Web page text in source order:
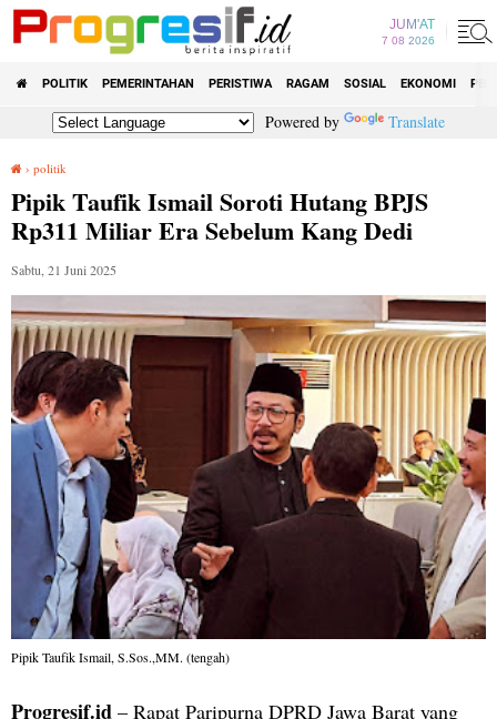
JUM'AT
7 08 2026
POLITIK PEMERINTAHAN PERISTIWA RAGAM SOSIAL EKONOMI
Powered by Translate
› politik
Pipik Taufik Ismail Soroti Hutang BPJS
Rp311 Miliar Era Sebelum Kang Dedi
Sabtu, 21 Juni 2025
Pipik Taufik Ismail, S.Sos.,MM. (tengah)
Progresif.id – Rapat Paripurna DPRD Jawa Barat yang